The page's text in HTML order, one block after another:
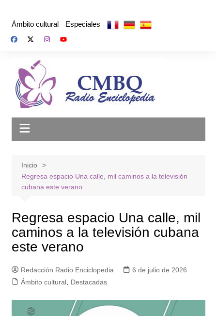
Ámbito cultural Especiales
Inicio
Regresa espacio Una calle, mil caminos a la televisión
cubana este verano
Regresa espacio Una calle, mil
caminos a la televisión cubana
este verano
Redacción Radio Enciclopedia
6 de julio de 2026
Ámbito cultural, Destacadas